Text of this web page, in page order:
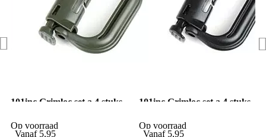
101inc Grimloc set a 4 stuks
Op voorraad
Vanaf 5,95
101inc Grimloc set a 4 stuks
Op voorraad
Vanaf 5,95